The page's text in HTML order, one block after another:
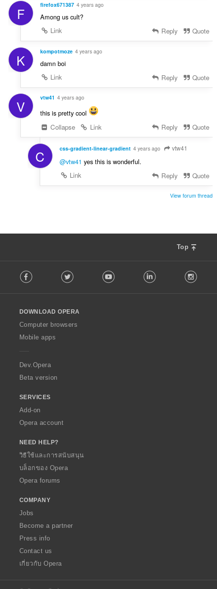
F firefox671387 4 years ago
Among us cult?
Link
Reply Quote
K kompotmoze 4 years ago
damn boi
Link
Reply Quote
V vtw41 4 years ago
this is pretty cool
Collapse
Link Reply Quote
C css-gradient-linear-gradient 4 years ago vtw41
@vtw41 yes this is wonderful.
Link
Reply Quote
View forum thread
Top
o
w
O
p
a
Facebook Twitter Youtube LinkedIn
DOWNLOAD OPERA
Computer browsers
Mobile apps
Dev.Opera
Beta version
SERVICES
Add-on
Opera account
NEED HELP?
วิธีใช้และการสนับสนุน
บล็อกของ Opera
Opera forums
COMPANY
Jobs
Become a partner
Press info
Contact us
เกี่ยวกับ Opera